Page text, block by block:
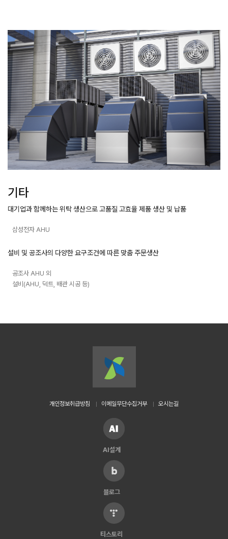
기타
대기업과 함께하는 위탁 생산으로 고품질 고효율 제품생산 및 납품
삼성전자 AHU
설비 및 공조사의 다양한 요구조건에 따른 맞춤 주문생산
공조사 AHU 외
설비(AHU, 덕트, 배관 시공 등)
개인정보취급방침 이메일무단수집거부 오시는길
AI설계
블로그
티스토리